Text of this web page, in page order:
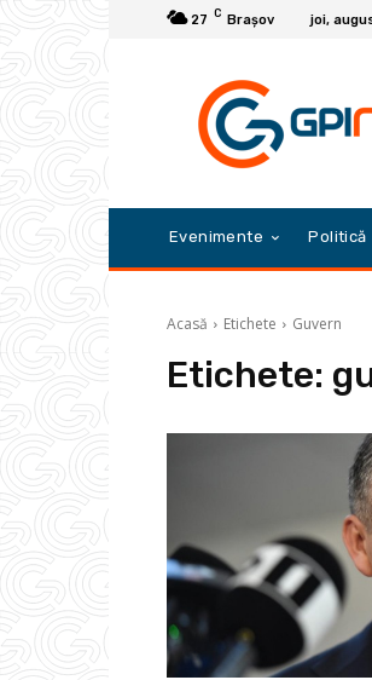
27 C Braşov joi,
Evenimente Politică
Acasă Etichete Guvern
Etichete: